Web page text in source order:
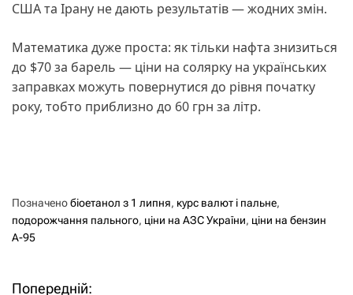
США та Ірану не дають результатів — жодних змін.
Математика дуже проста: як тільки нафта знизиться
до $70 за барель — ціни на солярку на українських
заправках можуть повернутися до рівня початку
року, тобто приблизно до 60 грн за літр.
Позначенобіоетанол з 1 липня, курс валют і пальне,
подорожчання пального, ціни на АЗС України, ціни на бензин
А-95
Попередній: